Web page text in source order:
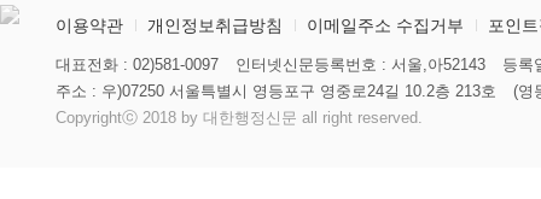
이용약관 개인정보취급방침 이메일주소 수집거부 포인
대표전화 : 02)581-0097 인터넷신문등록번호 : 서울,아52143
등록
주소 : 우)07250 서울특별시 영등포구 영중로24길 10.2층 213호
(영
Copyrightⓒ 2018 by 대한행정신문 all right reserved.